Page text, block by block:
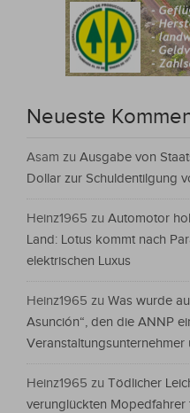
Neueste
Asam zu Ausgabe von
Dollar zur Schuldentilgung
Heinz1965 zu Automotor
Land: Lotus kommt nach
elektrischen Luxus
Heinz1965 zu Was wurde
Asunción“, den die ANNP
Veranstaltungsunternehmer
Heinz1965 zu Tödlicher
verunglückten Mopedfahrer